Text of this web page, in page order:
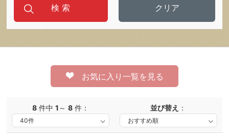
クリア
お気に入り一覧を見る
8 件中1 ～8 件： 並び替え ：